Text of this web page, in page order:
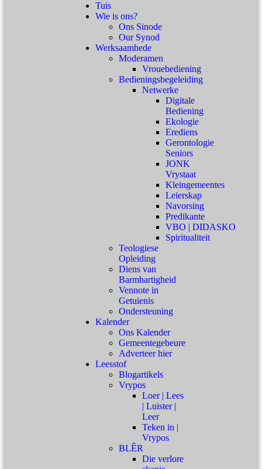
Tuis
Wie is ons?
Ons Sinode
Our Synod
Werksaamhede
Moderamen
Vrouebediening
Bedieningsbegeleiding
Netwerke
Digitale
Bediening
Ekologie
Erediens
Gerontologie
Seniors
JONK
Vrystaat
Kleingemeentes
Leierskap
Navorsing
Predikante
VBO | DIDASKO
Spiritualiteit
Teologiese
Opleiding
Diens van
Barmhartigheid
Vennote in
Getuienis
Ondersteuning
Kalender
Ons Kalender
Gemeentegebeure
Adverteer hier
Leesstof
Blogartikels
Vrypos
Loer | Lees
| Luister |
Leer
Teken in |
Vrypos
BLÊR
Die verlore